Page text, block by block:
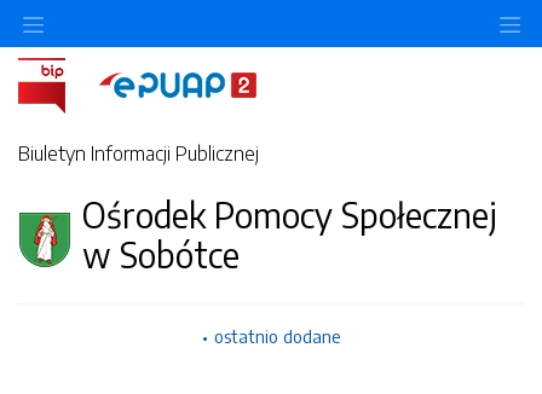
Biuletyn Informacji Publicznej
Ośrodek Pomocy Społecznej
w Sobótce
ostatnio dodane